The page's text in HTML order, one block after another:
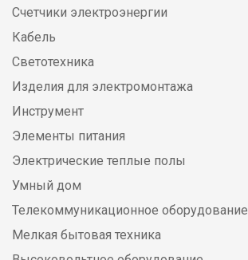
Счетчики электроэнергии
Кабель
Светотехника
Изделия для электромонтажа
Инструмент
Элементы питания
Электрические теплые полы
Умный дом
Телекоммуникационное оборудование
Мелкая бытовая техника